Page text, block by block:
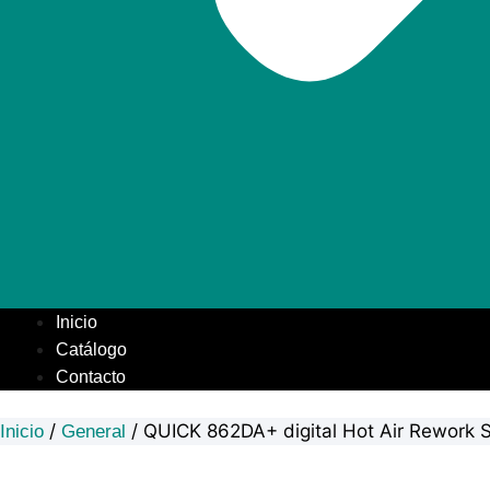
Inicio
Catálogo
Contacto
Inicio / General / QUICK 862DA+ digital Hot Air Rework